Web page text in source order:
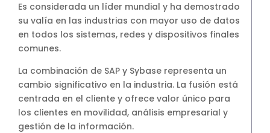
Migración a S4HANA
SOPORTE
Soporte y Mantenimiento SAP
Soporte y Manntenimiento SAP
Business One
Soporte y Mantenimiento SAP
S4HANA Cloud
CONSULTORIA
Es considerada un líder mundial y ha demostrado
su valía en las industrias con mayor uso de datos
en todos los sistemas, redes y dispositivos finales
comunes.
La combinación de SAP y Sybase representa un
cambio significativo en la industria. La fusión está
centrada en el cliente y ofrece valor único para
los clientes en movilidad, análisis empresarial y
gestión de la información.